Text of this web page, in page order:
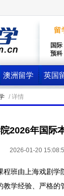
留
国际
预科
澳洲留学 英国
/ 详情
2026年国际
2026-01-20
程班由上海戏剧
教学经验、严格